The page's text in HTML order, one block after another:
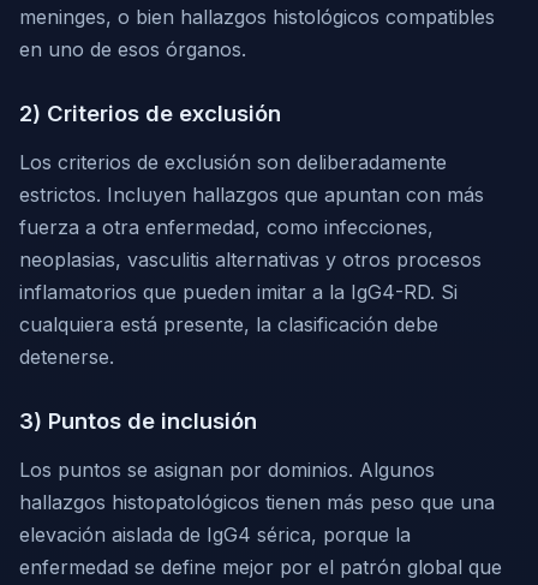
meninges, o bien hallazgos histológicos compatibles
en uno de esos órganos.
2) Criterios de exclusión
Los criterios de exclusión son deliberadamente
estrictos. Incluyen hallazgos que apuntan con más
fuerza a otra enfermedad, como infecciones,
neoplasias, vasculitis alternativas y otros procesos
inflamatorios que pueden imitar a la IgG4-RD. Si
cualquiera está presente, la clasificación debe
detenerse.
3) Puntos de inclusión
Los puntos se asignan por dominios. Algunos
hallazgos histopatológicos tienen más peso que una
elevación aislada de IgG4 sérica, porque la
enfermedad se define mejor por el patrón global que